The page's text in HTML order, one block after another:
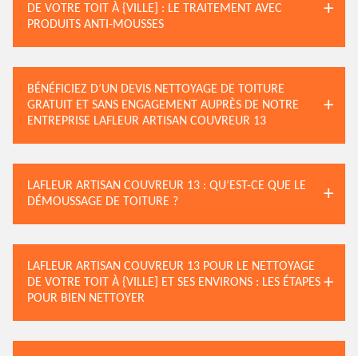
DE VOTRE TOIT À {VILLE] : LE TRAITEMENT AVEC
PRODUITS ANTI-MOUSSES
BÉNÉFICIEZ D’UN DEVIS NETTOYAGE DE TOITURE
GRATUIT ET SANS ENGAGEMENT AUPRÈS DE NOTRE
ENTREPRISE LAFLEUR ARTISAN COUVREUR 13
LAFLEUR ARTISAN COUVREUR 13 : QU’EST-CE QUE LE
DÉMOUSSAGE DE TOITURE ?
LAFLEUR ARTISAN COUVREUR 13 POUR LE NETTOYAGE
DE VOTRE TOIT À {VILLE] ET SES ENVIRONS : LES ÉTAPES
POUR BIEN NETTOYER